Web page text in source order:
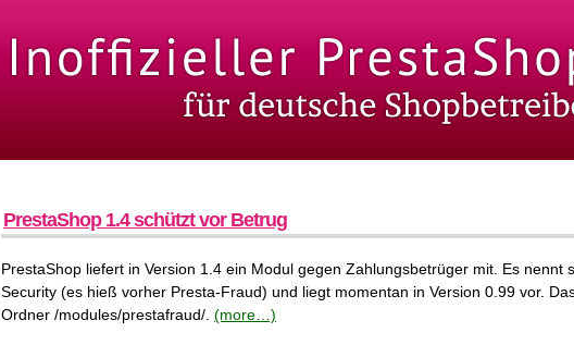
PrestaShop 1.4 schützt vor Betrug
PrestaShop liefert in Version 1.4 ein Modul gegen Zahlungsbetrüger mit. Es nennt
Security (es hieß vorher Presta-Fraud) und liegt momentan in Version 0.99 vor.
Ordner /modules/prestafraud/. (more…)